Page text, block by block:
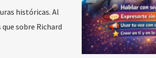
históricas. Al
sobre Richard